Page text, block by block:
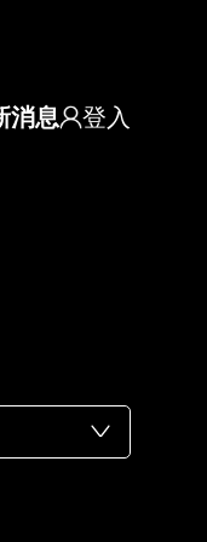
消息 登入